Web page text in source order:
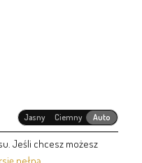
Jasny Ciemny Auto
Jeśli chcesz możesz
pełną